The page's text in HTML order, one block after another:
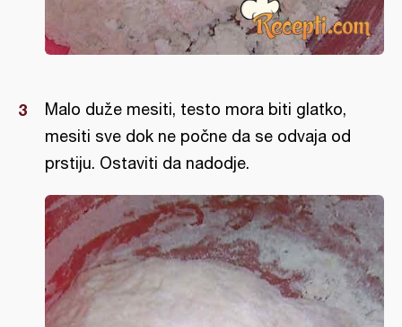
Malo duže mesiti, testo mora biti glatko,
mesiti sve dok ne počne da se odvaja od
prstiju. Ostaviti da nadodje.